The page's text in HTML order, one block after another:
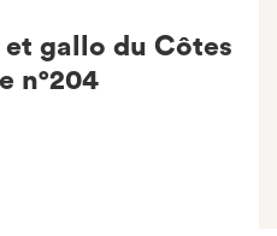
et gallo du Côtes
n°204